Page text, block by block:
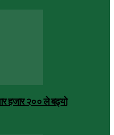
हजार २०० ले बढ्यो